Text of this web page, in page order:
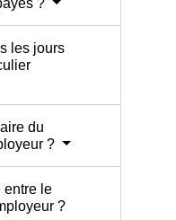
?
les jours
du
?
entre le
?